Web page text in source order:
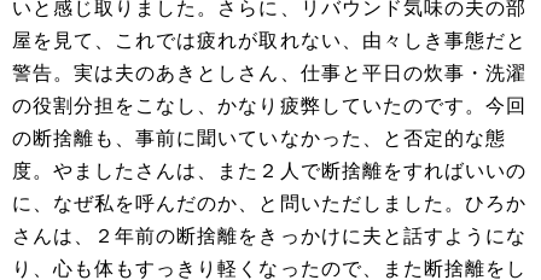
いと感じ取りました。さらに、リバウンド気味の夫の部
屋を見て、これでは疲れが取れない、由々しき事態だと
警告。実は夫のあきとしさん、仕事と平日の炊事・洗濯
の役割分担をこなし、かなり疲弊していたのです。今回
の断捨離も、事前に聞いていなかった、と否定的な態
度。やましたさんは、また２人で断捨離をすればいいの
に、なぜ私を呼んだのか、と問いただしました。ひろか
さんは、２年前の断捨離をきっかけに夫と話すようにな
り、心も体もすっきり軽くなったので、また断捨離をし